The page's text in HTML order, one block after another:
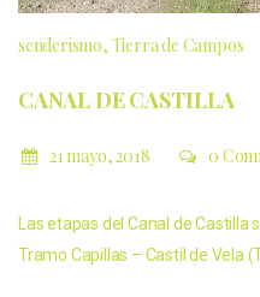
senderismo Tierra de Campos
CANAL DE CASTILLA
21 mayo, 2018 0
Las etapas del Canal de Castilla
Tramo Capillas – Castil de Vela